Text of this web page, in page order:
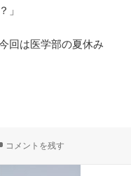
」
回は医学部の夏休み
？みんなどう過ごす？
医学部の夏休みは短い！？みん
コメントを残す